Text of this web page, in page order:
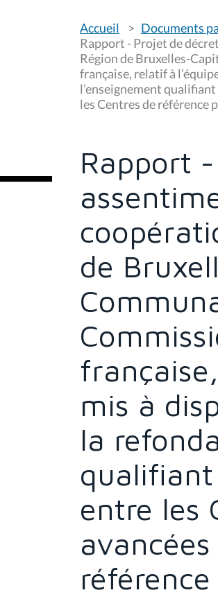
o
u
s
ê
t
e
s
i
:
Accueil
Documents
Rapport - Projet de
Région de Bruxelles-
française, relatif à
l’enseignement
les Centres de référence
Rapport
de
mis à
la
entre les